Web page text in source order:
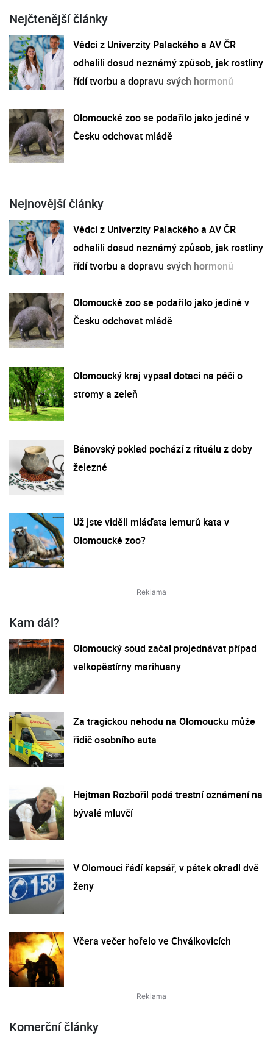
Nejčtenější články
Vědci z Univerzity Palackého a AV ČR
odhalili dosud neznámý způsob, jak rostliny
řídí tvorbu a dopravu svých hormonů
Olomoucké zoo se podařilo jako jediné v
Česku odchovat mládě
Nejnovější články
Vědci z Univerzity Palackého a AV ČR
odhalili dosud neznámý způsob, jak rostliny
řídí tvorbu a dopravu svých hormonů
Olomoucké zoo se podařilo jako jediné v
Česku odchovat mládě
Olomoucký kraj vypsal dotaci na péči o
stromy a zeleň
Bánovský poklad pochází z rituálu z doby
železné
Už jste viděli mláďata lemurů kata v
Olomoucké zoo?
Kam dál?
Olomoucký soud začal projednávat případ
velkopěstírny marihuany
Za tragickou nehodu na Olomoucku může
řidič osobního auta
Hejtman Rozbořil podá trestní oznámení na
bývalé mluvčí
V Olomouci řádí kapsář, v pátek okradl dvě
ženy
Včera večer hořelo ve Chválkovicích
Komerční články